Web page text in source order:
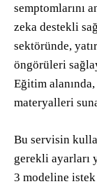
semptomlarını
zeka destekli
sektöründe,
öngörüleri
Eğitim
materyalleri
Bu servisin
gerekli ayarları
3 modeline